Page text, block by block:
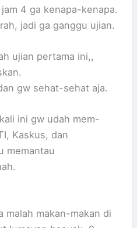
4 ga kenapa-kenapa.
jadi ga ganggu ujian.
ujian pertama ini,,
gw sehat-sehat aja.
ini gw udah mem-
Kaskus, dan
memantau
malah makan-makan di